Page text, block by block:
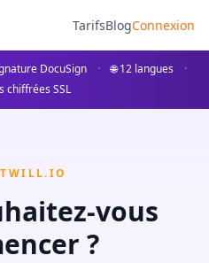
TarifsBlogConnexion
DocuSign · 🌐 12 langues
·
chiffrées SSL
vous
?
volontés funéraires, la